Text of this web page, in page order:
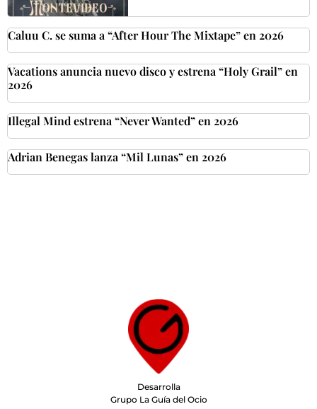
Caluu C. se suma a “After Hour The Mixtape” en 2026
Vacations anuncia nuevo disco y estrena “Holy Grail” en
2026
Illegal Mind estrena “Never Wanted” en 2026
Adrian Benegas lanza “Mil Lunas” en 2026
Desarrolla
Grupo La Guía del Ocio